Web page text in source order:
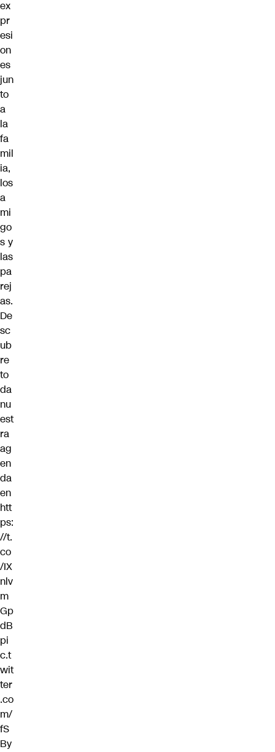
ex
pr
esi
on
es
jun
to
a
la
fa
mil
ia,
los
a
mi
go
s y
las
pa
rej
as.
De
sc
ub
re
to
da
nu
est
ra
ag
en
da
en
htt
ps:
//t.
co
/IX
nlv
m
Gp
dB
pi
c.t
wit
ter
.co
m/
fS
By